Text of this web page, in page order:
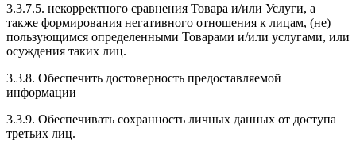
3.3.7.5. некорректного сравнения Товара и/или Услуги, а
также формирования негативного отношения к лицам, (не)
пользующимся определенными Товарами и/или услугами, или
осуждения таких лиц.
3.3.8. Обеспечить достоверность предоставляемой
информации
3.3.9. Обеспечивать сохранность личных данных от доступа
третьих лиц.